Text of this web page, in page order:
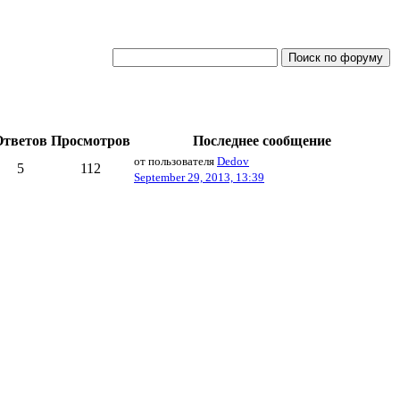
Просмотров
Последнее сообщение
5
112 от пользователя Dedov
September 29, 2013, 13:39